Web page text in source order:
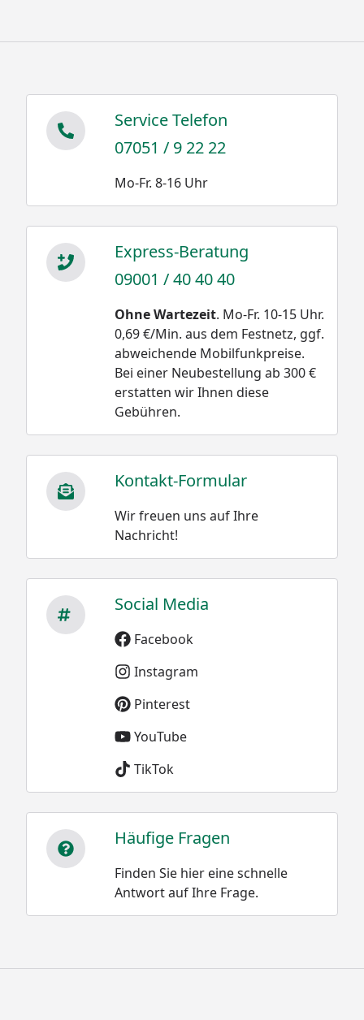
Service Telefon
07051 / 9 22 22
Mo-Fr. 8-16 Uhr
Express-Beratung
09001 / 40 40 40
Ohne Wartezeit. Mo-Fr. 10-15 Uhr.
0,69 €/Min. aus dem Festnetz, ggf.
abweichende Mobilfunkpreise.
Bei einer Neubestellung ab 300 €
erstatten wir Ihnen diese
Gebühren.
Kontakt-Formular
Wir freuen uns auf Ihre
Nachricht!
Social Media
Facebook
Instagram
Pinterest
YouTube
TikTok
Häufige Fragen
Finden Sie hier eine schnelle
Antwort auf Ihre Frage.